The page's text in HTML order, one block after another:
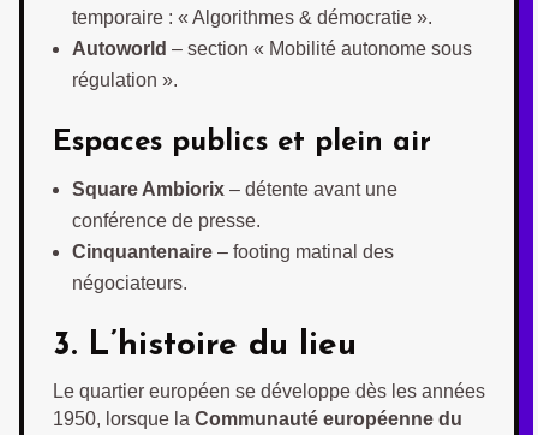
temporaire : « Algorithmes & démocratie ».
Autoworld – section « Mobilité autonome sous
régulation ».
Espaces publics et plein air
Square Ambiorix – détente avant une
conférence de presse.
Cinquantenaire – footing matinal des
négociateurs.
3. L’histoire du lieu
Le quartier européen se développe dès les années
1950, lorsque la Communauté européenne du